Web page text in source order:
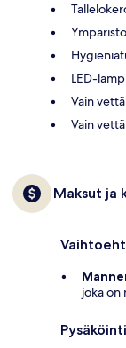
LED-
Vain
Vain
Maksut ja
joka on
Pysäköinti